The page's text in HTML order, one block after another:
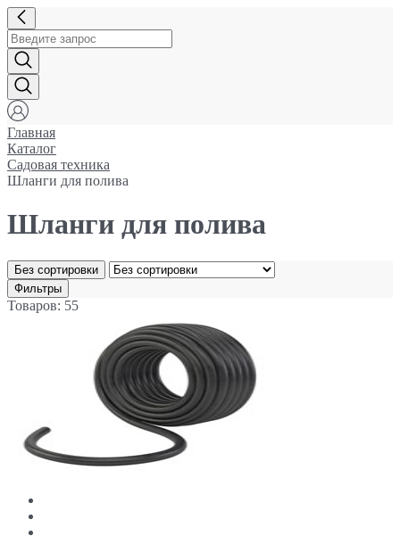
Главная
Каталог
Садовая техника
Шланги для полива
Шланги для полива
Без сортировки
Фильтры
Товаров: 55